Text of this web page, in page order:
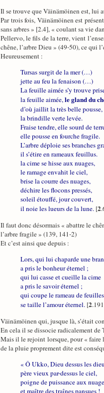
Il se trouve que Väinämöinen est, lui
Par trois fois, Väinämöinen est
sans arbres » [2.4], « coulant sa vie
Pellervo, le fils de la terre, vient
chêne, l’arbre Dieu » (49-50), ce qui
Heureusement :
Tursas surgit de la mer (…)
jette au feu la fenaison (…)
La feuille aimée s’y trouve
la feuille aimée,le gland du
d’où jaillit la très belle pousse,
la brindille verte levée.
Fraise tendre, elle sourd de
elle pousse en fourche fragile.
L’arbre déploie ses branches
il s’étire en rameaux feuillus.
la cime se hisse aux nuages,
le ramage envahit le ciel,
brise la courre des nuages,
déchire les flocons pressés,
soleil étouffé, jour couvert,
il noie les lueurs de la lune. [2
Il faut donc désormais « abattre le
l’arbre fragile » (139, 141-2)
Et c’est ainsi que depuis :
Lors, qui lui chaparde une
a pris le bonheur éternel ;
qui lui casse et cueille la cime
a pris le savoir éternel ;
qui coupe le rameau de feuilles
se taille l’amour éternel. [2
Väinämöinen qui, jusque là, s’était
En cela il se dissocie radicalement
Mais il le rejoint lorsque, pour « faire
de la pluie proprement dite est
« Ô Ukko, Dieu dessus les
père vieux par-dessus le ciel,
poigne de puissance aux
et maître des traînes pansues !